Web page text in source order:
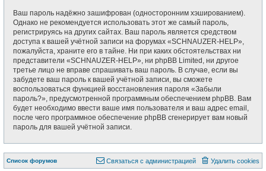
Ваш пароль надёжно зашифрован (односторонним хэшированием).
Однако не рекомендуется использовать этот же самый пароль,
регистрируясь на других сайтах. Ваш пароль является средством
доступа к вашей учётной записи на форумах «SCHNAUZER-HELP»,
пожалуйста, храните его в тайне. Ни при каких обстоятельствах ни
представители «SCHNAUZER-HELP», ни phpBB Limited, ни другое
третье лицо не вправе спрашивать ваш пароль. В случае, если вы
забудете ваш пароль к вашей учётной записи, вы сможете
воспользоваться функцией восстановления пароля «Забыли
пароль?», предусмотренной программным обеспечением phpBB. Вам
будет необходимо ввести ваше имя пользователя и ваш адрес email,
после чего программное обеспечение phpBB сгенерирует вам новый
пароль для вашей учётной записи.
Список форумов Удалить cookies
Связаться с администрацией